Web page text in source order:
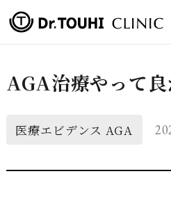
AGA治療やって
医療エビデンス AGA